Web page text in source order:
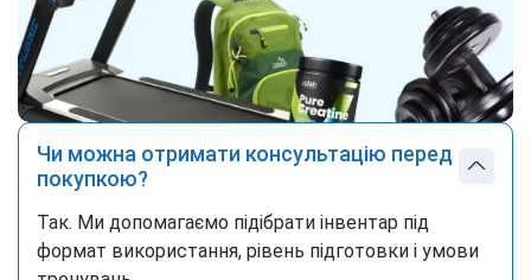
Чи можна отримати консультацію перед
покупкою?
Так. Ми допомагаємо підібрати інвентар під
формат використання, рівень підготовки і умови